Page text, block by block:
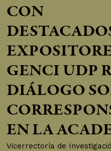
CON
GENCI UDP
DIÁLOGO
EN LA
Vicerrectoría de